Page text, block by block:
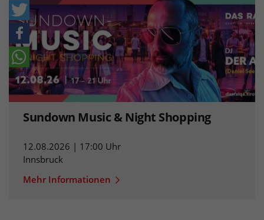
Sundown Music & Night Shopping
12.08.2026 | 17:00 Uhr
Innsbruck
Mehr Informationen